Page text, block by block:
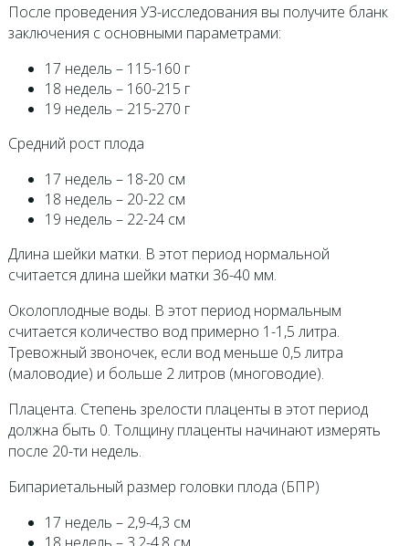
После проведения УЗ-исследования вы получите бланк
заключения с основными параметрами:
17 недель – 115-160 г
18 недель – 160-215 г
19 недель – 215-270 г
Средний рост плода
17 недель – 18-20 см
18 недель – 20-22 см
19 недель – 22-24 см
Длина шейки матки. В этот период нормальной
считается длина шейки матки 36-40 мм.
Околоплодные воды. В этот период нормальным
считается количество вод примерно 1-1,5 литра.
Тревожный звоночек, если вод меньше 0,5 литра
(маловодие) и больше 2 литров (многоводие).
Плацента. Степень зрелости плаценты в этот период
должна быть 0. Толщину плаценты начинают измерять
после 20-ти недель.
Бипариетальный размер головки плода (БПР)
17 недель – 2,9-4,3 см